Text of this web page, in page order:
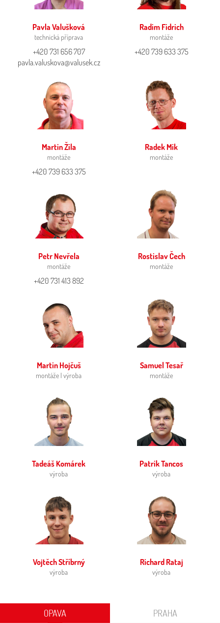
Pavla Valušková
technická příprava
+420 731 656 707
pavla.valuskova@valusek.cz
Radim Fidrich
montáže
+420 739 633 375
Martin Žila
montáže
+420 739 633 375
Radek Mik
montáže
Petr Nevřela
montáže
+420 731 413 892
Rostislav Čech
montáže
Martin Hojčuš
montáže | výroba
Samuel Tesař
montáže
Tadeáš Komárek
výroba
Patrik Tancos
výroba
Vojtěch Stříbrný
výroba
Richard Rataj
výroba
OPAVA PRAHA